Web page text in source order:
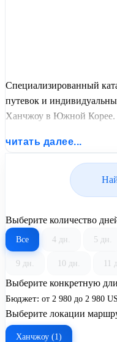
Специализированный
путевок и
Ханчжоу в Южной Корее.
актуальным графиком
читать далее...
Выберите количество
Все 4 дн. 5 дн.
9 дн. 10 дн. 11
Выберите конкретную
Бюджет: от 2 980 до 2 980
Выберите локации
Ханчжоу (1)